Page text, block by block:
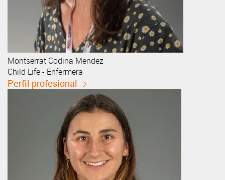
Montserrat Codina Mendez
Child Life - Enfermera
Perfil profesional